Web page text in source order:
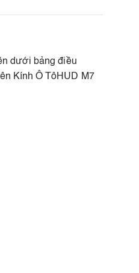
dưới bảng điều
Kính Ô TôHUD M7